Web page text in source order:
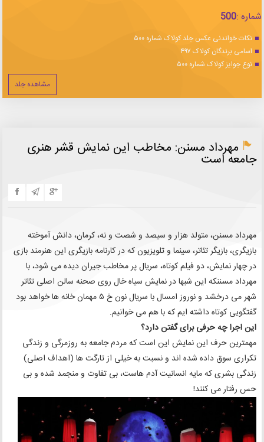
شماره :500
نکات خواندنی عکس جلد کولاک شماره ۵۰۰
اسامی برندگان کولاک ۴۹۷
نوع جوایز کولاک شماره ۵۰۰
مشاهده جلد
مهرداد مسنن: مخاطب این نمایش قشر هنری
جامعه است
مهرداد مسنن، متولد هزار و سیصد و شصت و نه، کرمان، دانش آموخته
بازیگری، بازیگر تئاتر، سینما و تلویزیون که در کارنامه بازیگری این هنرمند بازی
در چهار نمایش، دو فیلم کوتاه، سریال پر مخاطب جیران دیده می شود، با
مهرداد مسننکه این شبها در نمایش سیاه خال روی صحنه سالن اصلی تئاتر
شهر می درخشد و نوروز امسال با سریال نون خ ۵ مهمان خانه ها خواهد بود
گفتگویی کوتاه داشته ایم که با هم می خوانیم.
این اجرا چه حرفی برای گفتن دارد؟
مهمترین حرف این نمایش این است که مردم جامعه به روزمرگی و زندگی
تکراری سوق داده شده اند و نسبت به خیلی از تارگت ها (اهداف اصلی)
زندگی بشری که مایه انسانیت آدم هاست، بی تفاوت و منجمد شده و بی
حس رفتار می کنند!